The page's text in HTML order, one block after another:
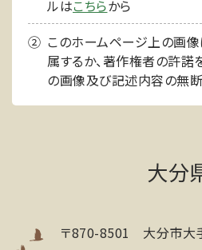
ルはこちらから
このホームページ上の画
属するか、著作権者の許諾
の画像及び記述内容の無
大分
〒870-8501 大分市大